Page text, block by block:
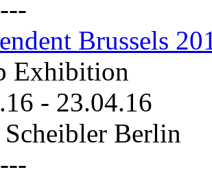
Brussels
Exhibition
- 23.04.16
Berlin